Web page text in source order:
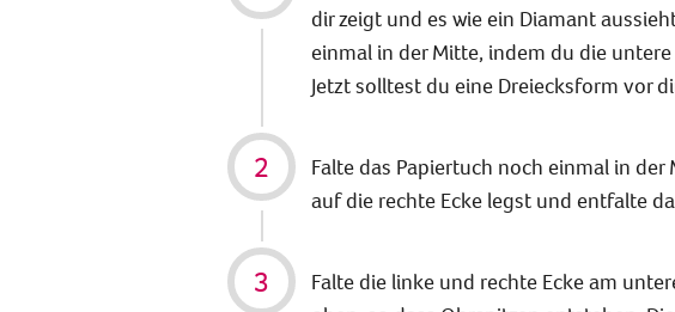
dir zeigt und es wie ein Diamant
einmal in der Mitte, indem du die
Jetzt solltest du eine Dreiecksform vor
Falte das Papiertuch noch einmal in
auf die rechte Ecke legst und entfalte
Falte die linke und rechte Ecke am